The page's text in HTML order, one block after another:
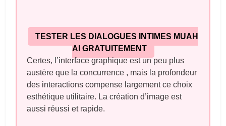
TESTER LES DIALOGUES INTIMES MUAH
AI GRATUITEMENT
Certes, l’interface graphique est un peu plus
austère que la concurrence , mais la profondeur
des interactions compense largement ce choix
esthétique utilitaire. La création d’image est
aussi réussi et rapide.